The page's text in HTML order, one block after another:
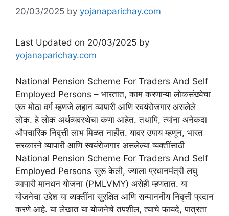
20/03/2025 by yojanaparichay.com
Last Updated on 20/03/2025 by
yojanaparichay.com
National Pension Scheme For Traders And Self
Employed Persons – भारतात, काम करणाऱ्या लोकसंख्येचा
एक मोठा वर्ग म्हणजे लहान व्यापारी आणि स्वयंरोजगार असलेले
लोक. हे लोक अर्थव्यवस्थेचा कणा आहेत. तथापि, त्यांना अनेकदा
औपचारिक निवृत्ती लाभ मिळत नाहीत. यावर उपाय म्हणून, भारत
सरकारने व्यापारी आणि स्वयंरोजगार असलेल्या व्यक्तींसाठी
National Pension Scheme For Traders And Self
Employed Persons सुरू केली, ज्याला प्रधानमंत्री लघु
व्यापारी मानधन योजना (PMLVMY) असेही म्हणतात. या
योजनेचा उद्देश या व्यक्तींना सुरक्षित आणि सन्माननीय निवृत्ती प्रदान
करणे आहे. या लेखात या योजनेचे तपशील, त्याचे फायदे, पात्रता